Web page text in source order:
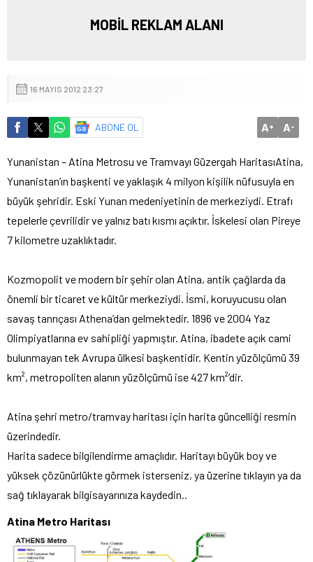
MOBİL REKLAM ALANI
16 MAYIS 2012 23:27
ABONE OL A+ A-
Yunanistan – Atina Metrosu ve Tramvayı Güzergah HaritasıAtina,
Yunanistan’ın başkenti ve yaklaşık 4 milyon kişilik nüfusuyla en
büyük şehridir. Eski Yunan medeniyetinin de merkeziydi. Etrafı
tepelerle çevrilidir ve yalnız batı kısmı açıktır. İskelesi olan Pireye
7 kilometre uzaklıktadır.
Kozmopolit ve modern bir şehir olan Atina, antik çağlarda da
önemli bir ticaret ve kültür merkeziydi. İsmi, koruyucusu olan
savaş tanrıçası Athena’dan gelmektedir. 1896 ve 2004 Yaz
Olimpiyatlarına ev sahipliği yapmıştır. Atina, ibadete açık cami
bulunmayan tek Avrupa ülkesi başkentidir. Kentin yüzölçümü 39
km², metropoliten alanın yüzölçümü ise 427 km²’dir.
Atina şehri metro/tramvay haritası için harita güncelliği resmin
üzerindedir.
Harita sadece bilgilendirme amaçlıdır. Haritayı büyük boy ve
yüksek çözünürlükte görmek isterseniz, ya üzerine tıklayın ya da
sağ tıklayarak bilgisayarınıza kaydedin..
Atina Metro Haritası